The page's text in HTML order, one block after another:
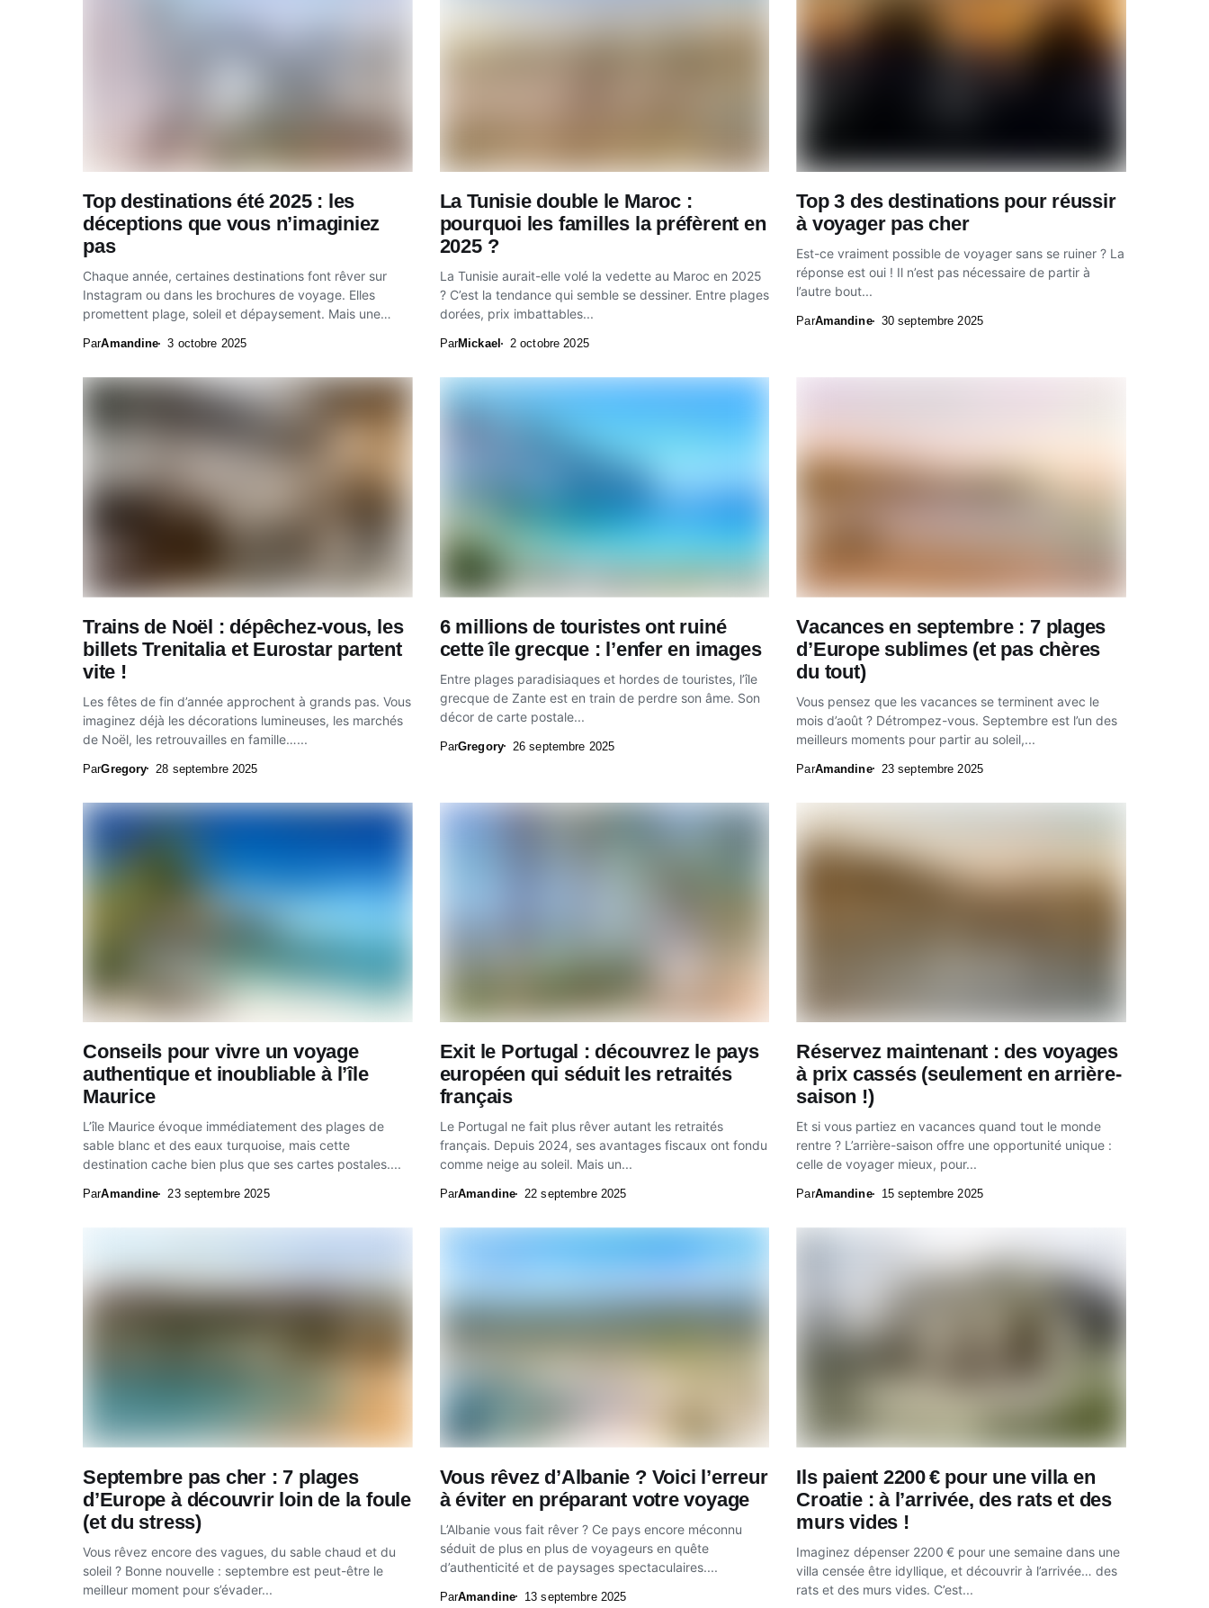
Top destinations été 2025 : les
déceptions que vous n’imaginiez
pas
Chaque année, certaines destinations font rêver sur
Instagram ou dans les brochures de voyage. Elles
promettent plage, soleil et dépaysement. Mais une
ParAmandine 3 octobre 2025
La Tunisie double le Maroc :
pourquoi les familles la préfèrent en
2025 ?
La Tunisie aurait-elle volé la vedette au Maroc en 2025
? C’est la tendance qui semble se dessiner. Entre plages
dorées, prix imbattables...
ParMickael 2 octobre 2025
Top 3 des destinations pour réussir
à voyager pas cher
Est-ce vraiment possible de voyager sans se ruiner ? La
réponse est oui ! Il n’est pas nécessaire de partir à
l’autre bout...
ParAmandine 30 septembre 2025
Trains de Noël : dépêchez-vous, les
billets Trenitalia et Eurostar partent
vite !
Les fêtes de fin d’année approchent à grands pas. Vous
imaginez déjà les décorations lumineuses, les marchés
de Noël, les retrouvailles en famille…...
ParGregory 28 septembre 2025
6 millions de touristes ont ruiné
cette île grecque : l’enfer en images
Entre plages paradisiaques et hordes de touristes, l’île
grecque de Zante est en train de perdre son âme. Son
décor de carte postale...
ParGregory 26 septembre 2025
Vacances en septembre : 7 plages
d’Europe sublimes (et pas chères
du tout)
Vous pensez que les vacances se terminent avec le
mois d’août ? Détrompez-vous. Septembre est l’un des
meilleurs moments pour partir au soleil,...
ParAmandine 23 septembre 2025
Conseils pour vivre un voyage
authentique et inoubliable à l’île
Maurice
L’île Maurice évoque immédiatement des plages de
sable blanc et des eaux turquoise, mais cette
destination cache bien plus que ses cartes postales....
ParAmandine 23 septembre 2025
Exit le Portugal : découvrez le pays
européen qui séduit les retraités
français
Le Portugal ne fait plus rêver autant les retraités
français. Depuis 2024, ses avantages fiscaux ont fondu
comme neige au soleil. Mais un...
ParAmandine 22 septembre 2025
Réservez maintenant : des voyages
à prix cassés (seulement en arrière-
saison !)
Et si vous partiez en vacances quand tout le monde
rentre ? L’arrière-saison offre une opportunité unique :
celle de voyager mieux, pour...
ParAmandine 15 septembre 2025
Septembre pas cher : 7 plages
d’Europe à découvrir loin de la foule
(et du stress)
Vous rêvez encore des vagues, du sable chaud et du
soleil ? Bonne nouvelle : septembre est peut-être le
meilleur moment pour s’évader...
Vous rêvez d’Albanie ? Voici l’erreur
à éviter en préparant votre voyage
L’Albanie vous fait rêver ? Ce pays encore méconnu
séduit de plus en plus de voyageurs en quête
d’authenticité et de paysages spectaculaires....
ParAmandine 13 septembre 2025
Ils paient 2200 € pour une villa en
Croatie : à l’arrivée, des rats et des
murs vides !
Imaginez dépenser 2200 € pour une semaine dans une
villa censée être idyllique, et découvrir à l’arrivée… des
rats et des murs vides. C’est...